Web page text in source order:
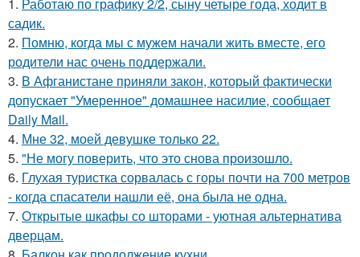
садик.
2. Помню, когда мы с мужем начали жить вместе, его
родители нас очень поддержали.
3. В Афганистане приняли закон, который фактически
допускает "Умеренное" домашнее насилие, сообщает
Daily Mail.
4. Мне 32, моей девушке только 22.
5. "Не могу поверить, что это снова произошло.
6. Глухая туристка сорвалась с горы почти на 700 метров
- когда спасатели нашли её, она была не одна.
7. Открытые шкафы со шторами - уютная альтернатива
дверцам.